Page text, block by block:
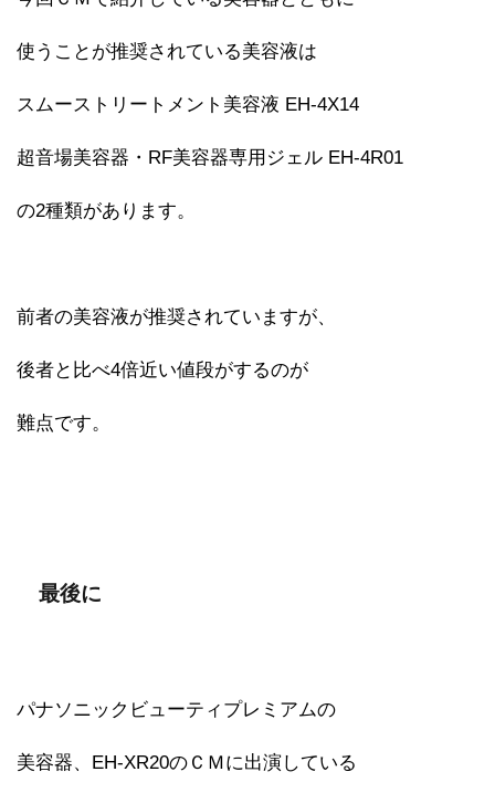
使うことが推奨されている美容液は
スムーストリートメント美容液 EH-4X14
超音場美容器・RF美容器専用ジェル EH-4R01
の2種類があります。
前者の美容液が推奨されていますが、
後者と比べ4倍近い値段がするのが
難点です。
最後に
パナソニックビューティプレミアムの
美容器、EH-XR20のＣＭに出演している